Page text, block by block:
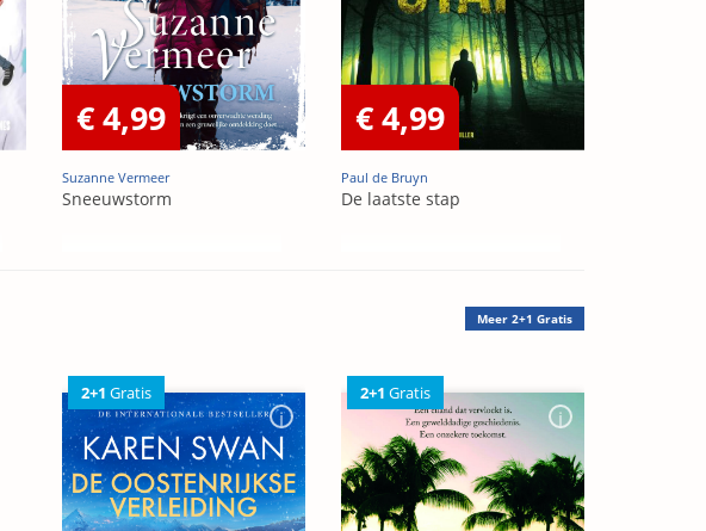
€ 4,99
Suzanne Vermeer
Sneeuwstorm
€ 4,99
Paul de Bruyn
De laatste stap
Meer 2+1 Gratis
2+1 Gratis 2+1 Gratis